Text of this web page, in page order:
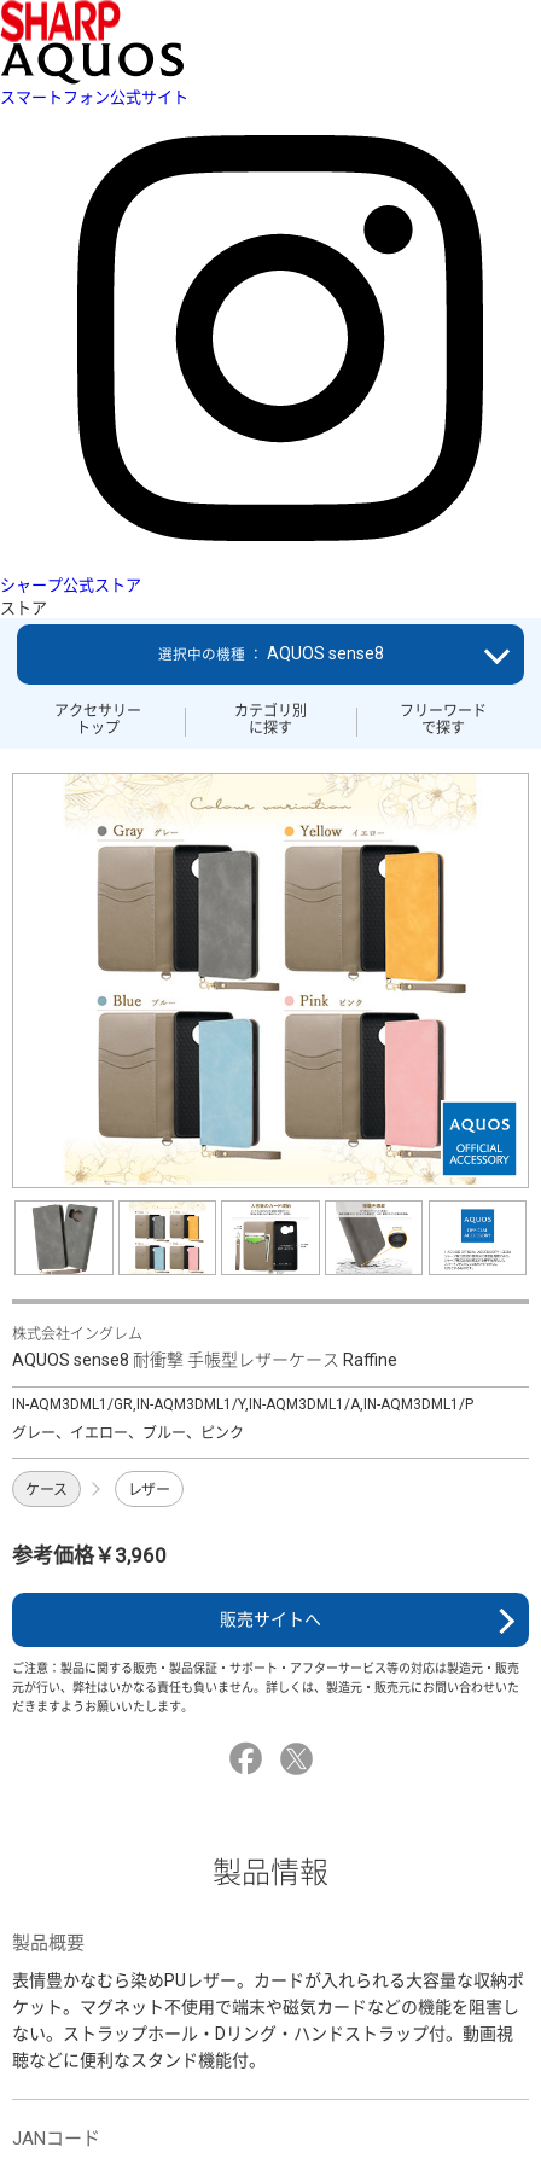
スマートフォン公式サイト
シャープ公式ストア
ストア
アクセサリー
トップ
カテゴリ別
に探す
フリーワード
で探す
選択中の機種 ： AQUOS sense8
株式会社イングレム
AQUOS sense8 耐衝撃 手帳型レザーケース Raffine
IN-AQM3DML1/GR,IN-AQM3DML1/Y,IN-AQM3DML1/A,IN-AQM3DML1/P
グレー、イエロー、ブルー、ピンク
ケース レザー
参考価格￥3,960
販売サイトへ
ご注意：製品に関する販売・製品保証・サポート・アフターサービス等の対応は製造元・販売
元が行い、弊社はいかなる責任も負いません。詳しくは、製造元・販売元にお問い合わせいた
だきますようお願いいたします。
製品情報
製品概要
表情豊かなむら染めPUレザー。カードが入れられる大容量な収納ポ
ケット。マグネット不使用で端末や磁気カードなどの機能を阻害し
ない。ストラップホール・Dリング・ハンドストラップ付。動画視
聴などに便利なスタンド機能付。
JANコード